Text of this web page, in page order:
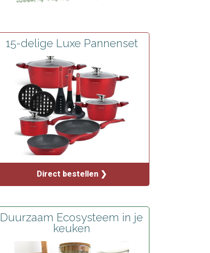
15-delige Luxe Pannenset
Direct bestellen ❯
Duurzaam Ecosysteem in je
keuken